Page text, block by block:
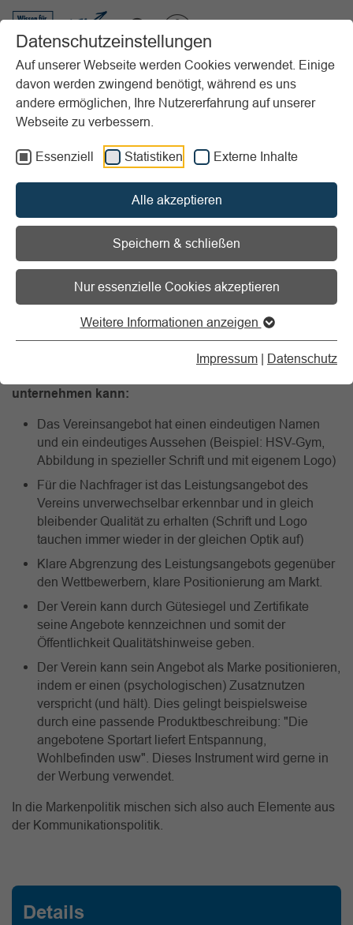
Datenschutzeinstellungen
Auf unserer Webseite werden Cookies verwendet. Einige
davon werden zwingend benötigt, während es uns
andere ermöglichen, Ihre Nutzererfahrung auf unserer
Webseite zu verbessern.
Essenziell Statistiken Externe Inhalte
Alle akzeptieren
Speichern & schließen
Nur essenzielle Cookies akzeptieren
Weitere Informationen anzeigen
Impressum | Datenschutz
Startseite Vereinsmanagement
Marketing
Gestaltung, Realisierung, Kontrolle
Preis- und Produktgestaltung
Markenpolitik für den Sportverein?
Informationen zum Readspeaker öffnen
Markenpolitik für den
Sportverein?
Markenpolitik ist eine Aufgabe der Produktpolitik. Auch
Sportvereine können Markenpolitik betreiben, auch wenn
die Gestaltung im Bereich der Dienstleistungen anders
aussieht als im Bereich der Sachgüter.
unternehmen kann:
Das Vereinsangebot hat einen eindeutigen Namen
und ein eindeutiges Aussehen (Beispiel: HSV-Gym,
Abbildung in spezieller Schrift und mit eigenem Logo)
Für die Nachfrager ist das Leistungsangebot des
Vereins unverwechselbar erkennbar und in gleich
bleibender Qualität zu erhalten (Schrift und Logo
tauchen immer wieder in der gleichen Optik auf)
Klare Abgrenzung des Leistungsangebots gegenüber
den Wettbewerbern , klare Positionierung am Markt.
Der Verein kann durch Gütesiegel und Zertifikate
seine Angebote kennzeichnen und somit der
Öffentlichkeit Qualitätshinweise geben.
Der Verein kann sein Angebot als Marke positionieren,
indem er einen (psychologischen) Zusatznutzen
verspricht (und hält). Dies gelingt beispielsweise
durch eine passende Produktbeschreibung: "Die
angebotene Sportart liefert Entspannung,
Wohlbefinden usw". Dieses Instrument wird gerne in
der Werbung verwendet.
In die Markenpolitik mischen sich also auch Elemente aus
der Kommunikationspolitik.
Details